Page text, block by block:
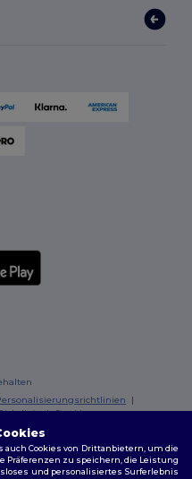
|
|Site Map
Frankfurt| Essen |Dortmund |
Cookies von Drittanbietern, um die
Präferenzen zu speichern, die Leistung
und personalisiertes Surferlebnis